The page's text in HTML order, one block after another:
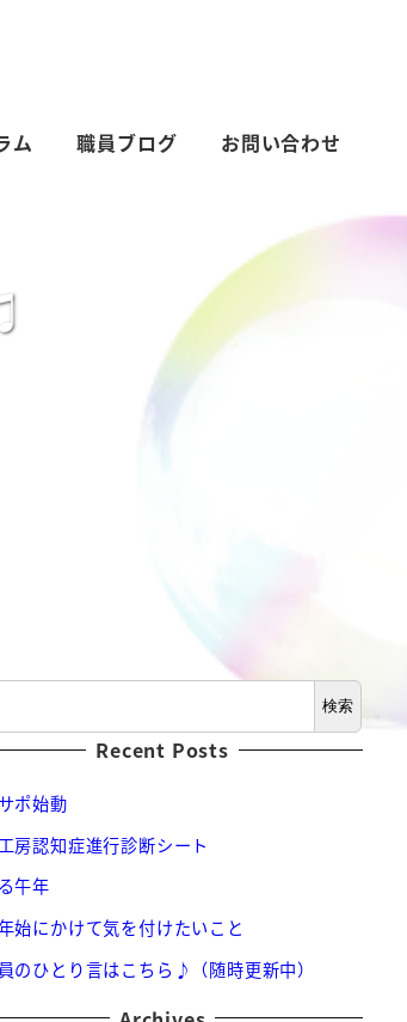
ム 職員ブログ お問い合わせ
検索
Recent Posts
ポ始動
房認知症進行診断シート
午年
始にかけて気を付けたいこと
のひとり言はこちら♪（随時更新中）